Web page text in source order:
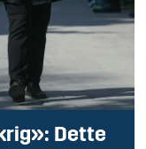
Dette